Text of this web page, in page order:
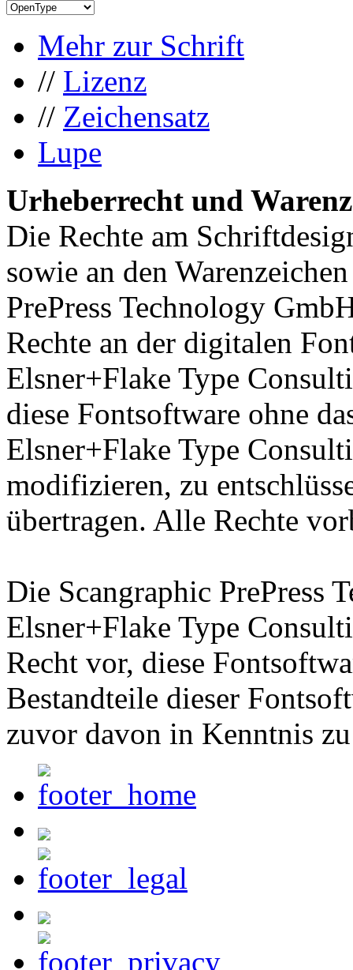
Mehr zur Schrift
// Lizenz
// Zeichensatz
Lupe
Urheberrecht und
Die Rechte am
sowie an den
PrePress Technology
Rechte an der digitalen
Elsner+Flake Type
diese Fontsoftware ohne
Elsner+Flake Type
modifizieren, zu
übertragen. Alle Rechte
Die Scangraphic PrePress
Elsner+Flake Type
Recht vor, diese
Bestandteile dieser
zuvor davon in Kenntnis zu